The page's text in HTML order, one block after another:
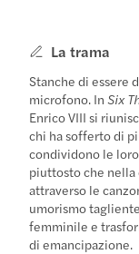
La trama
Stanche di essere
microfono. InSix
Enrico VIII si
chi ha sofferto di
condividono le
piuttosto che
attraverso le
umorismo
femminile e
di emancipazione.